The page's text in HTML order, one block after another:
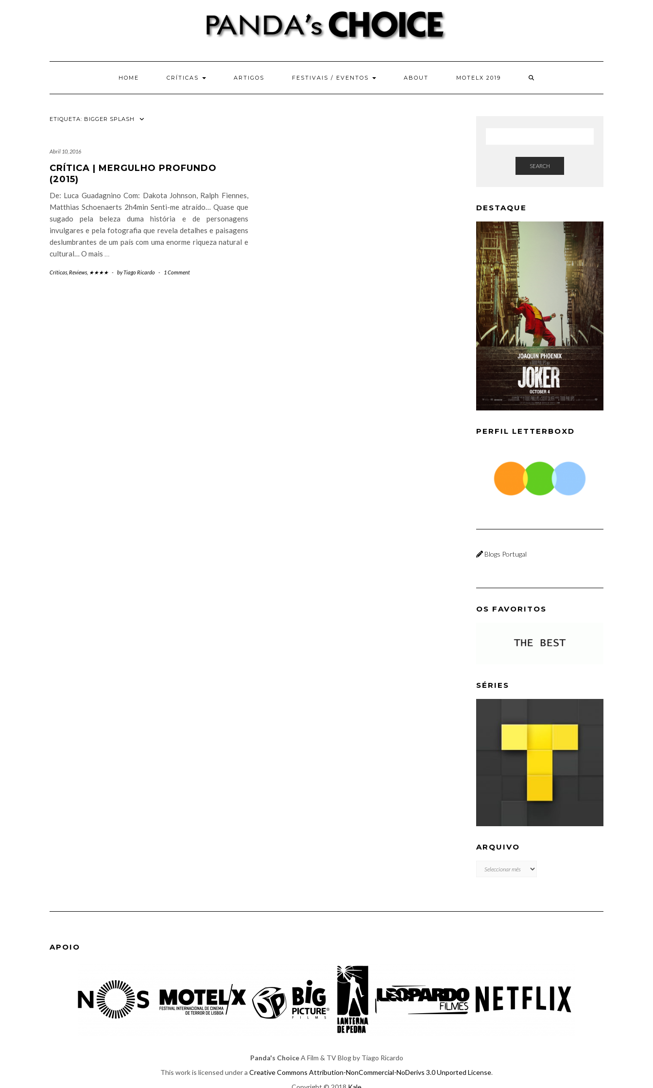
HOME CRÍTICAS ARTIGOS FESTIVAIS / EVENTOS ABOUT MOTELX 2019
ETIQUETA: BIGGER SPLASH
Abril 10, 2016
CRÍTICA | MERGULHO PROFUNDO
(2015)
De: Luca Guadagnino Com: Dakota Johnson, Ralph Fiennes,
Matthias Schoenaerts 2h4min Senti-me atraído… Quase que
sugado pela beleza duma história e de personagens
invulgares e pela fotografia que revela detalhes e paisagens
deslumbrantes de um país com uma enorme riqueza natural e
cultural… O mais …
Críticas Reviews ★★★★ - byTiago Ricardo - 1 Comment
SEARCH
DESTAQUE
PERFIL LETTERBOXD
Blogs Portugal
OS FAVORITOS
SÉRIES
ARQUIVO
ARQUIVO
APOIO
Panda's ChoiceA Film & TV Blog by Tiago Ricardo
This work is licensed under a Creative Commons Attribution-NonCommercial-NoDerivs 3.0 Unported License.